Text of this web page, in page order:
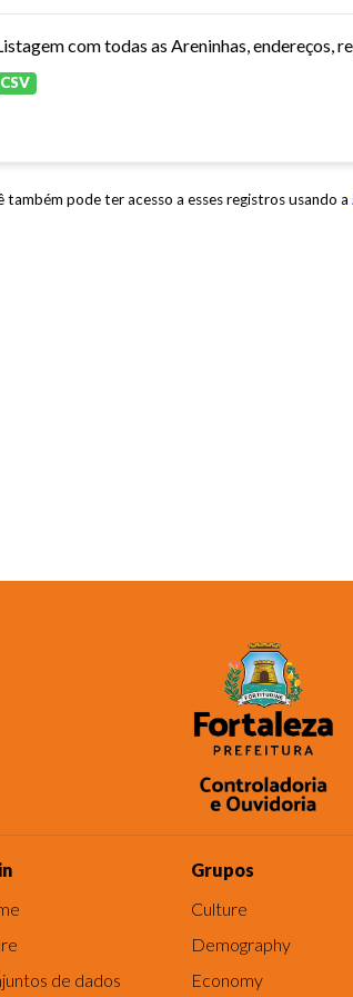
com todas as Areninhas, endereços,
CSV
também pode ter acesso a esses registros usando a
de dados
Grupos
Culture
Demography
Economy